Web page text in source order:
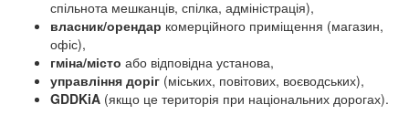
спільнота мешканців, спілка, адміністрація),
власник/орендар комерційного приміщення (магазин,
офіс),
гміна/місто або відповідна установа,
управління доріг (міських, повітових, воєводських),
GDDKiA (якщо це територія при національних дорогах).